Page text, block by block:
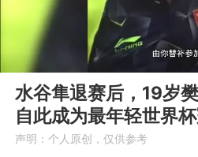
00:00
水谷隼退赛后，19岁
自此成为最年轻世界
声明：个人原创，仅供参考